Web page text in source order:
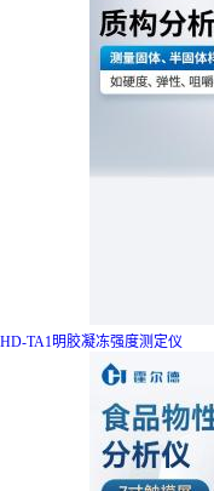
HD-TA1明胶凝冻强度测定仪